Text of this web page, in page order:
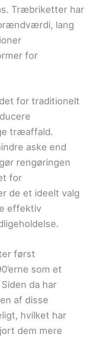
Træbriketter har
lang
for
for traditionelt
træaffald.
aske end
rengøringen
for
de et ideelt valg
effektiv
først
som et
da har
af disse
hvilket har
dem mere